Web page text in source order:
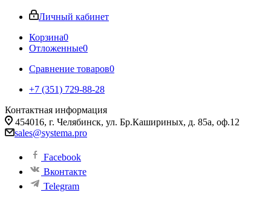
Личный кабинет
Корзина0
Отложенные0
Сравнение товаров0
+7 (351) 729-88-28
Контактная информация
454016, г. Челябинск, ул. Бр.Кашириных, д. 85а, оф.12
sales@systema.pro
Facebook
Вконтакте
Telegram